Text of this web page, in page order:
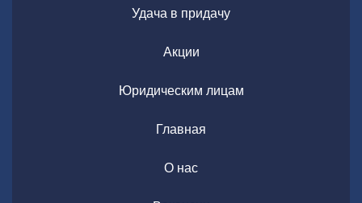
Удача в придачу
Акции
Юридическим лицам
Главная
О нас